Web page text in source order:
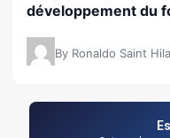
développement du
By Ronaldo Saint